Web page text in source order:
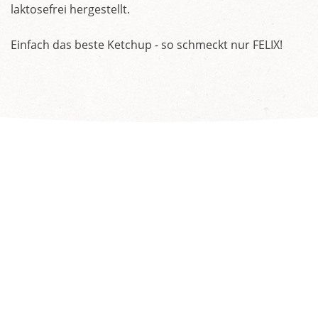
laktosefrei hergestellt.
Einfach das beste Ketchup - so schmeckt nur FELIX!